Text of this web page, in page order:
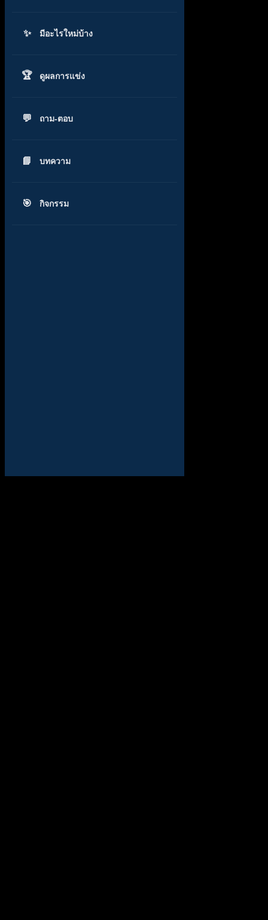
มีอะไรใหม่บ้าง
ดูผลการแข่ง
ถาม-ตอบ
บทความ
กิจกรรม